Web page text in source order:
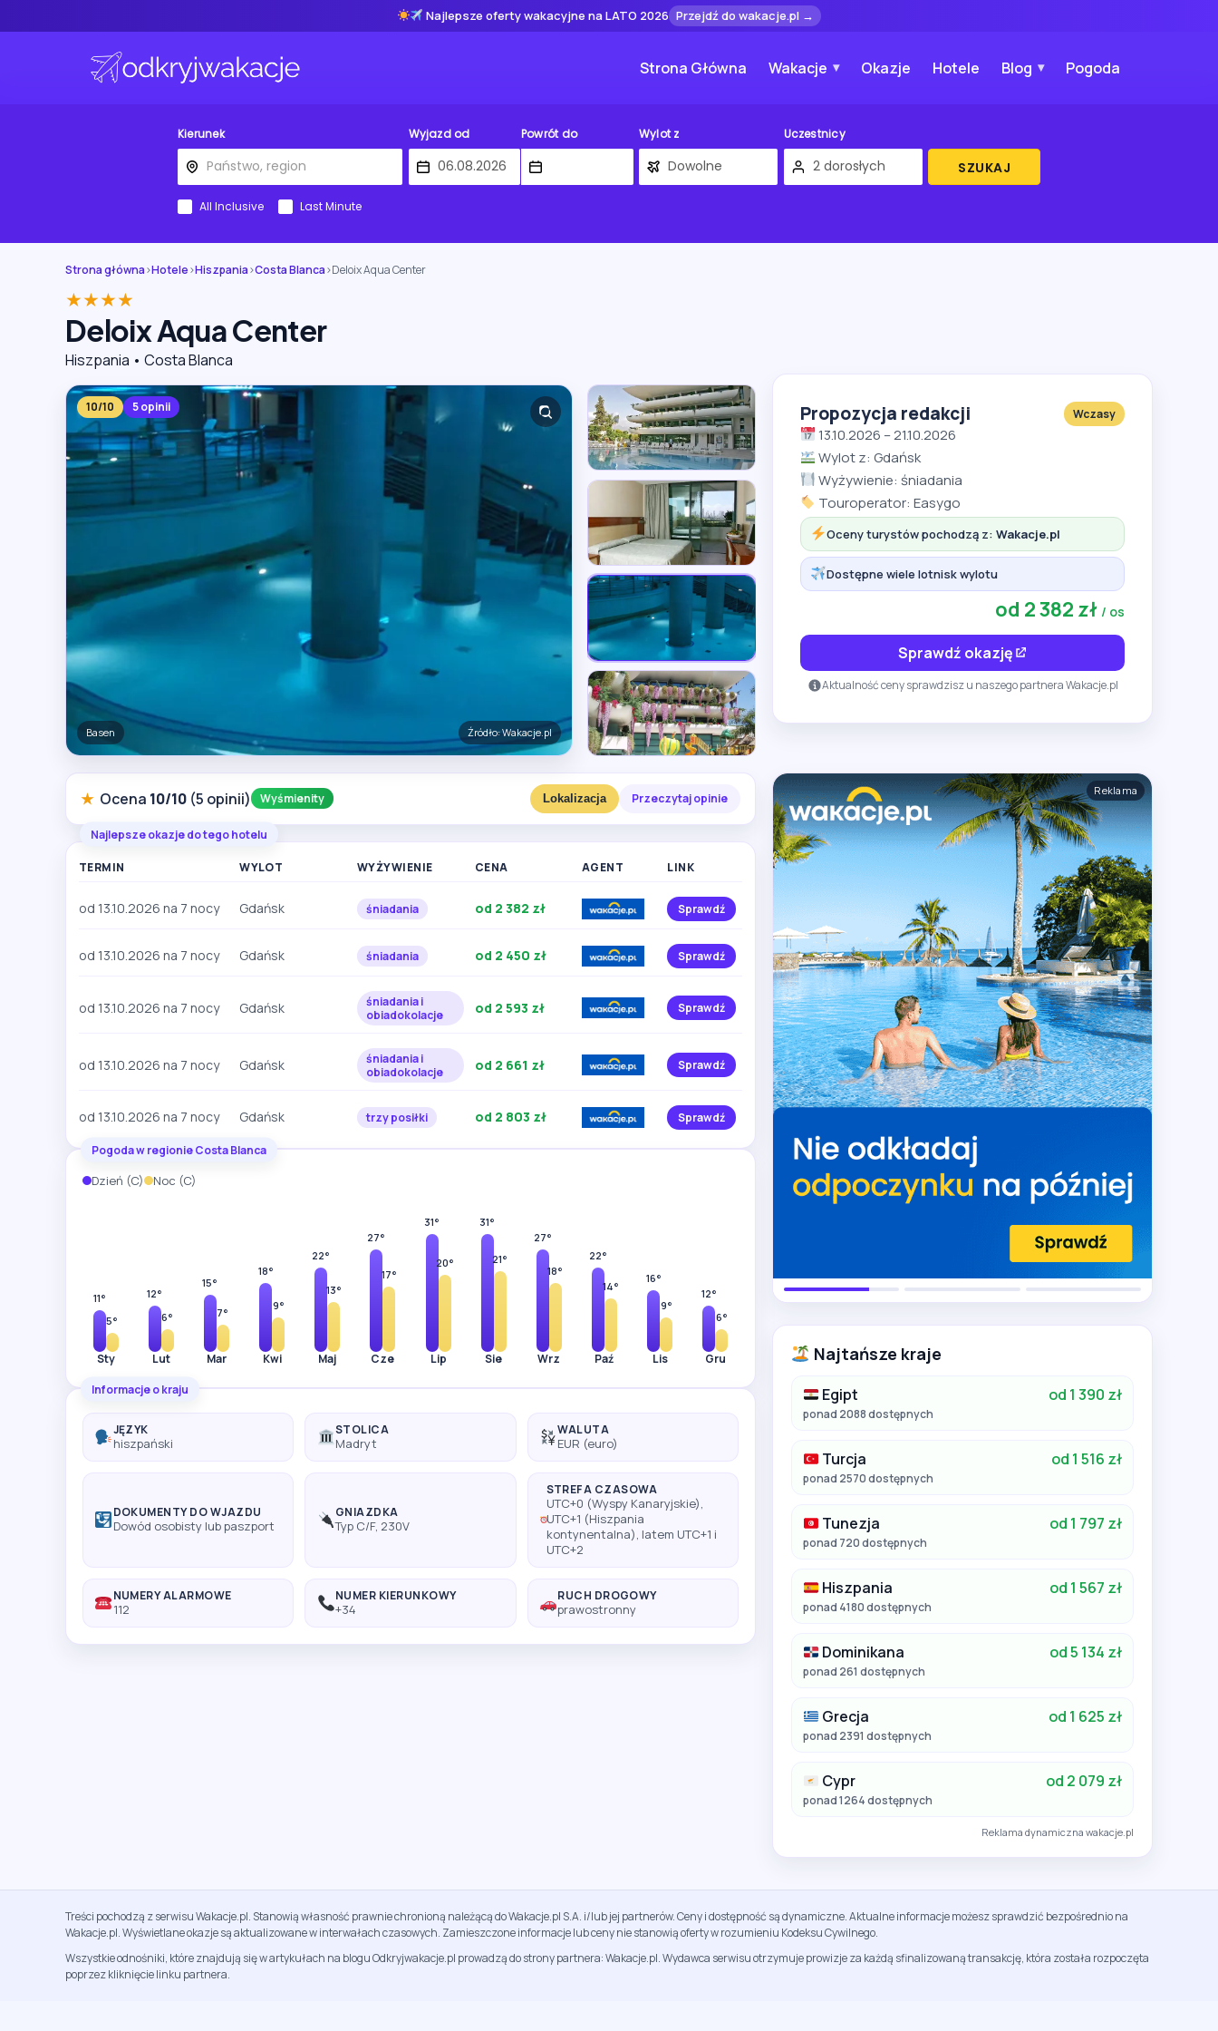
Najlepsze oferty wakacyjne na LATO 2026 Przejdź do wakacje.pl →
Strona Główna Wakacje Okazje Hotele Blog Pogoda
Kierunek Wyjazd od Powrót do Wylot z Uczestnicy
SZUKAJ
All Inclusive Last Minute
Strona główna›Hotele›Hiszpania›Costa Blanca›Deloix Aqua Center
★★★★
Deloix Aqua Center
Hiszpania • Costa Blanca
10/10 5 opinii
Basen Źródło: Wakacje.pl
zdjęć
Propozycja redakcji Wczasy
13.10.2026 – 21.10.2026
Wylot z: Gdańsk
Wyżywienie: śniadania
Touroperator: Easygo
Oceny turystów pochodzą z:Wakacje.pl
Dostępne wiele lotnisk wylotu
od 2 382 zł / os
Sprawdź okazję
Aktualność ceny sprawdzisz u naszego partnera Wakacje.pl
★ Ocena 10/10 (5 opinii) Wyśmienity Lokalizacja Przeczytaj opinie
Najlepsze okazje do tego hotelu
TERMIN WYLOT WYŻYWIENIE CENA AGENT LINK
od 13.10.2026 na 7 nocy Gdańsk śniadania od 2 382 zł Sprawdź
od 13.10.2026 na 7 nocy Gdańsk śniadania od 2 450 zł Sprawdź
od 13.10.2026 na 7 nocy Gdańsk
śniadania i
obiadokolacje
od 2 593 zł Sprawdź
od 13.10.2026 na 7 nocy Gdańsk
śniadania i
obiadokolacje
od 2 661 zł Sprawdź
od 13.10.2026 na 7 nocy Gdańsk trzy posiłki od 2 803 zł Sprawdź
Pogoda w regionie Costa Blanca
Dzień (C) Noc (C)
11°
5°
Sty
12°
6°
Lut
15°
7°
Mar
18°
9°
Kwi
22°
13°
Maj
27°
17°
Cze
31°
20°
Lip
31°
21°
Sie
27°
18°
Wrz
22°
14°
Paź
16°
9°
Lis
12°
6°
Gru
Informacje o kraju
JĘZYK
hiszpański
STOLICA
Madryt
WALUTA
EUR (euro)
DOKUMENTY DO WJAZDU
Dowód osobisty lub paszport
GNIAZDKA
Typ C/F, 230V
STREFA CZASOWA
UTC+0 (Wyspy Kanaryjskie),
UTC+1 (Hiszpania
kontynentalna), latem UTC+1 i
UTC+2
NUMERY ALARMOWE
112
NUMER KIERUNKOWY
+34
RUCH DROGOWY
prawostronny
Reklama
Najtańsze kraje
Egipt od 1 390 zł
ponad 2088 dostępnych
Turcja od 1 516 zł
ponad 2570 dostępnych
Tunezja od 1 797 zł
ponad 720 dostępnych
Hiszpania od 1 567 zł
ponad 4180 dostępnych
Dominikana od 5 134 zł
ponad 261 dostępnych
Grecja od 1 625 zł
ponad 2391 dostępnych
Cypr od 2 079 zł
ponad 1264 dostępnych
Reklama dynamiczna wakacje.pl
Treści pochodzą z serwisu Wakacje.pl. Stanowią własność prawnie chronioną należącą do Wakacje.pl S.A. i/lub jej partnerów. Ceny i dostępność są dynamiczne. Aktualne informacje możesz sprawdzić bezpośrednio na
Wakacje.pl. Wyświetlane okazje są aktualizowane w interwałach czasowych. Zamieszczone informacje lub ceny nie stanowią oferty w rozumieniu Kodeksu Cywilnego.
Wszystkie odnośniki, które znajdują się w artykułach na blogu Odkryjwakacje.pl prowadzą do strony partnera: Wakacje.pl. Wydawca serwisu otrzymuje prowizje za każdą sfinalizowaną transakcję, która została rozpoczęta
poprzez kliknięcie linku partnera.